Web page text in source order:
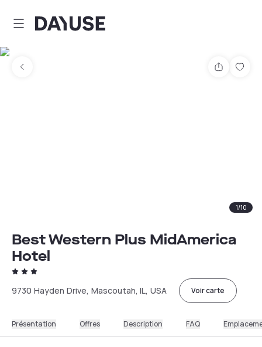
Dayuse
Partager
1/10
Best Western Plus MidAmerica
Hotel
9730 Hayden Drive, Mascoutah, IL, USA Voir carte
Présentation Offres Description FAQ